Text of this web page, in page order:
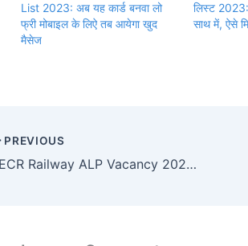
List 2023: अब यह कार्ड बनवा लो
फ्री मोबाइल के लिऐ तब आयेगा खुद
मैसेज
लिस्ट
साथ में, ऐसे
PREVIOUS
SECR Railway ALP Vacancy 2023 | रेलवे में असिस्टेंट लोको पायलट के अन्य पदों हेतु वैकेंसी जारी